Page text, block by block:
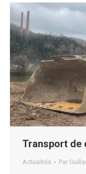
Transport de
Actualités Par